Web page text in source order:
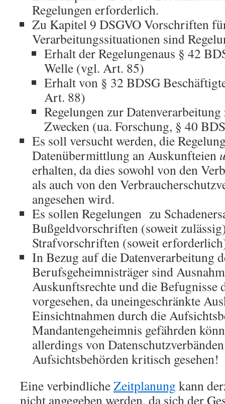
Regelungen erforderlich.
Zu Kapitel 9 DSGVO Vorschriften
Verarbeitungssituationen sind
Erhalt der Regelungenaus § 42
Welle (vgl. Art. 85)
Erhalt von § 32 BDSG
Art. 88)
Regelungen zur
Zwecken (ua. Forschung, § 40
Es soll versucht werden, die
Datenübermittlung an Auskunfteien
erhalten, da dies sowohl von den
als auch von den
angesehen wird.
Es sollen Regelungen zu
Bußgeldvorschriften (soweit
Strafvorschriften (soweit
In Bezug auf die Datenverarbeitung
Berufsgeheimnisträger sind
Auskunftsrechte und die Befugnisse
vorgesehen, da uneingeschränkte
Einsichtnahmen durch die
Mandantengeheimnis gefährden
allerdings von
Aufsichtsbehörden kritisch gesehen!
Eine verbindlicheZeitplanung kann
nicht angegeben werden, da sich der